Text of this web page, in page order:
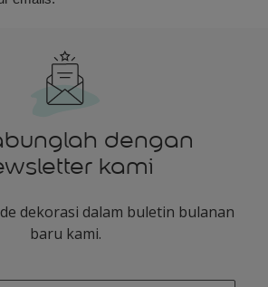
dengan
kami
dekorasi dalam buletin bulanan
baru kami.